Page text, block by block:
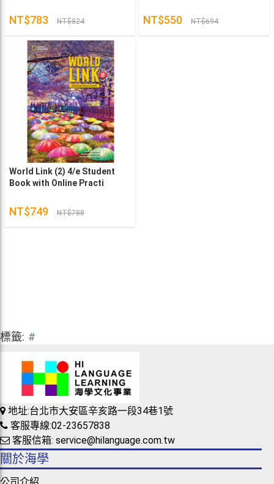
NT$783 NT$824 NT$550 NT$694
World Link (2) 4/e Student
Book with Online Practi
NT$749 NT$788
標籤: #
地址:台北市大安區辛亥路一段34巷1號
客服專線:02-23657838
客服信箱: service@hilanguage.com.tw
關於海學
公司介紹